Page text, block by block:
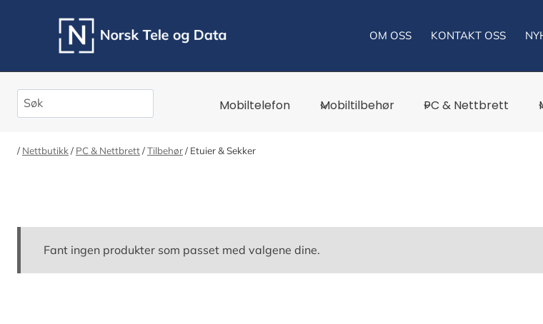
OM OSS KONTAKT OSS
Search Mobiltelefon Mobiltilbehør PC & Nettbrett
/ Nettbutikk/ PC & Nettbrett/Tilbehør/ Etuier & Sekker
Fant ingen produkter som passet med valgene dine.